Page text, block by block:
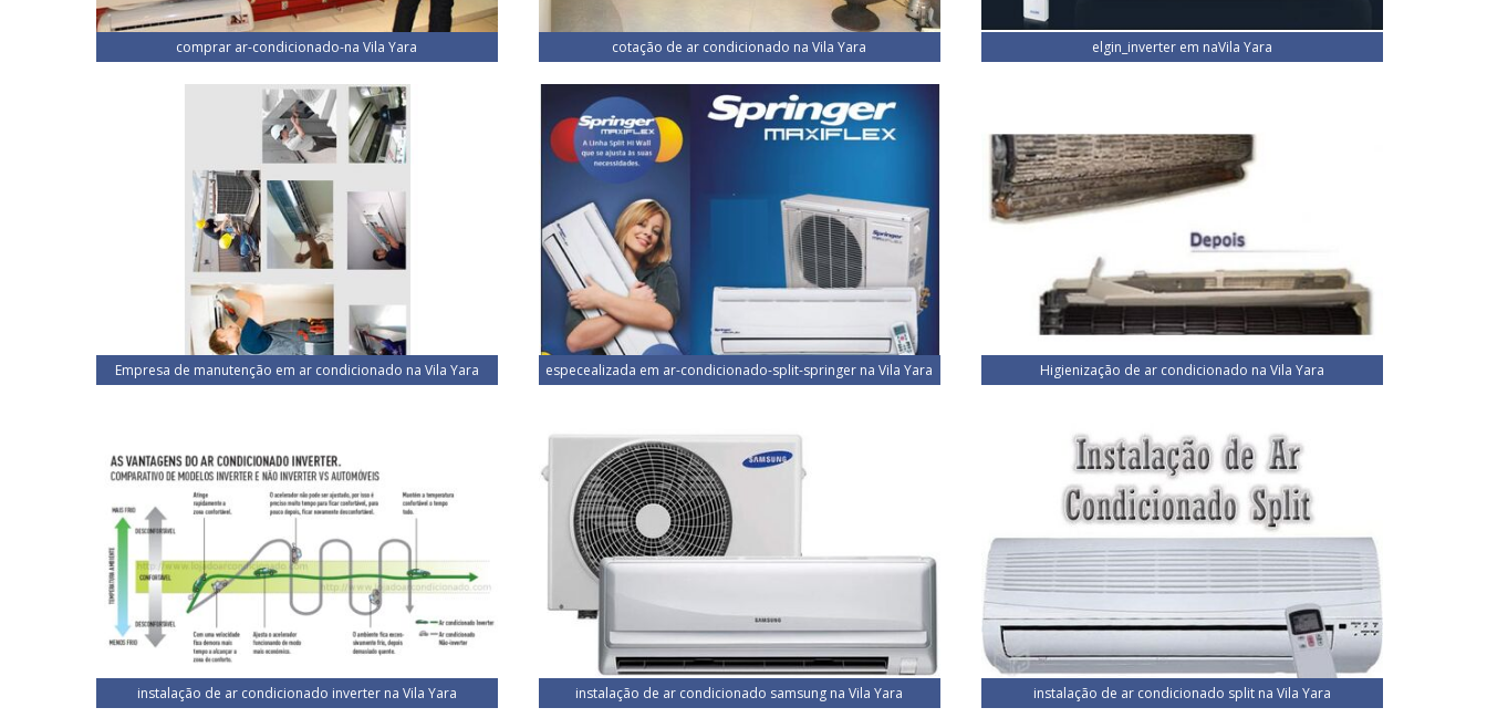
comprar ar-condicionado-na Vila Yara cotação de ar condicionado na Vila Yara elgin_inverter em naVila Yara
Empresa de manutenção em ar condicionado na Vila Yara especealizada em ar-condicionado-split-springer na Vila Yara Higienização de ar condicionado na Vila Yara
instalação de ar condicionado inverter na Vila Yara instalação de ar condicionado samsung na Vila Yara instalação de ar condicionado split na Vila Yara